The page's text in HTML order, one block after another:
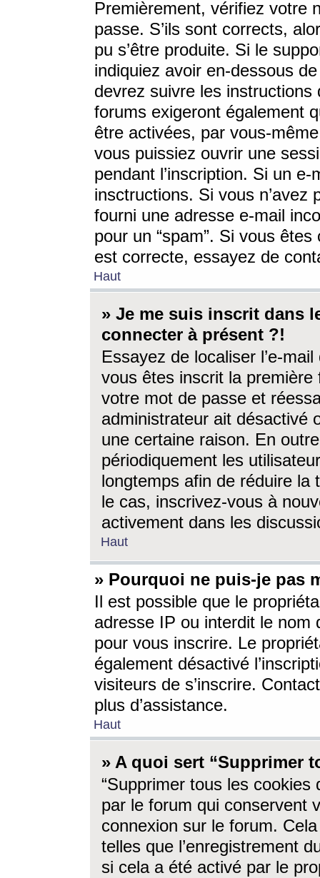
Premièrement, vérifiez votre
passe. S’ils sont corrects,
pu s’être produite. Si le
indiquiez avoir en-dessous
devrez suivre les
forums exigeront également
être activées, par vous-
vous puissiez ouvrir une
pendant l’inscription. Si un
insctructions. Si vous n’avez
fourni une adresse e-mail
pour un “spam”. Si vous
est correcte, essayez de
Haut
» Je me suis inscrit dans
connecter à présent ?!
Essayez de localiser l’e-
vous êtes inscrit la première
votre mot de passe et
administrateur ait désactivé
une certaine raison. En
périodiquement les
longtemps afin de réduire la
le cas, inscrivez-vous à
activement dans les
Haut
» Pourquoi ne puis-je pas
Il est possible que le
adresse IP ou interdit le nom
pour vous inscrire. Le
également désactivé
visiteurs de s’inscrire.
plus d’assistance.
Haut
» A quoi sert “Supprimer
“Supprimer tous les cookies
par le forum qui conservent
connexion sur le forum.
telles que l’enregistrement
si cela a été activé par le